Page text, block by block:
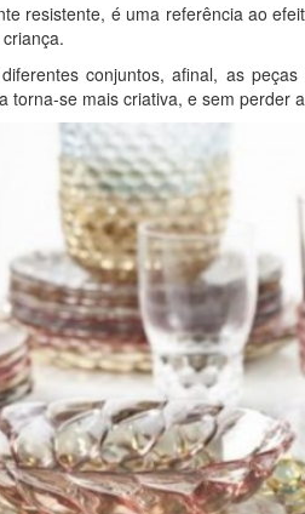
resistente, é uma referência ao
conjuntos, afinal, as
torna-se mais criativa, e sem perder